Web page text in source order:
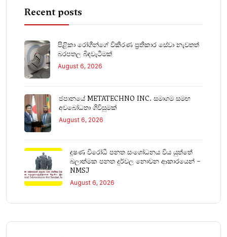
Recent posts
පිළිකා රෝගීන්ගේ විකිරණ ප්‍රතිකාර සේවා නැවතත්
බරපතල බිඳවැටීමක්
August 6, 2026
ජපානයේ METATECHNO INC. සමාගම සමඟ
අවබෝධතා ගිවිසුමක්
August 6, 2026
දූෂණ විරෝධී පනත සංශෝධනය විය යුත්තේ
බලාත්මක පනත දුර්වල නොවන ආකාරයෙන් –
NMSJ
August 6, 2026